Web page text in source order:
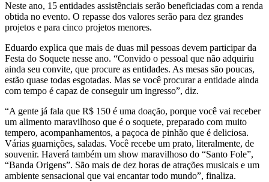
Neste ano, 15 entidades assistênciais serão beneficiadas com a renda
obtida no evento. O repasse dos valores serão para dez grandes
projetos e para cinco projetos menores.
Eduardo explica que mais de duas mil pessoas devem participar da
Festa do Soquete nesse ano. “Convido o pessoal que não adquiriu
ainda seu convite, que procure as entidades. As mesas são poucas,
estão quase todas esgotadas. Mas se você procurar a entidade ainda
com tempo é capaz de conseguir um ingresso”, diz.
“A gente já fala que R$ 150 é uma doação, porque você vai receber
um alimento maravilhoso que é o soquete, preparado com muito
tempero, acompanhamentos, a paçoca de pinhão que é deliciosa.
Várias guarnições, saladas. Você recebe um prato, literalmente, de
souvenir. Haverá também um show maravilhoso do “Santo Fole”,
“Banda Origens”. São mais de dez horas de atrações musicais e um
ambiente sensacional que vai encantar todo mundo”, finaliza.